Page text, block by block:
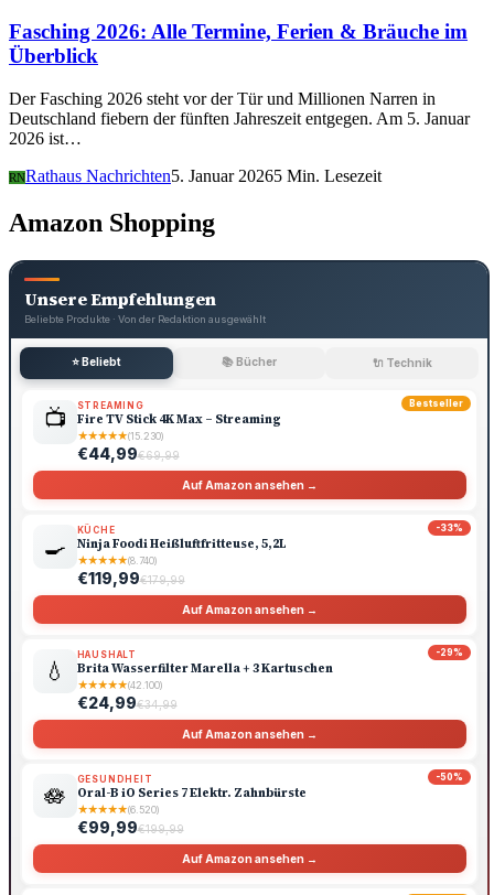
Fasching 2026: Alle Termine, Ferien & Bräuche im
Überblick
Der Fasching 2026 steht vor der Tür und Millionen Narren in
Deutschland fiebern der fünften Jahreszeit entgegen. Am 5. Januar
2026 ist…
RNRathaus Nachrichten5. Januar 20265 Min. Lesezeit
Amazon Shopping
Unsere Empfehlungen
Beliebte Produkte · Von der Redaktion ausgewählt
⭐ Beliebt 📚 Bücher 🔌 Technik
Bestseller
📺 STREAMING
Fire TV Stick 4K Max – Streaming
★★★★★(15.230)
€44,99€69,99
Auf Amazon ansehen →
-33%
🍳
KÜCHE
Ninja Foodi Heißluftfritteuse, 5,2L
★★★★★(8.740)
€119,99€179,99
Auf Amazon ansehen →
-29%
💧
HAUSHALT
Brita Wasserfilter Marella + 3 Kartuschen
★★★★★(42.100)
€24,99€34,99
Auf Amazon ansehen →
-50%
🪷
GESUNDHEIT
Oral-B iO Series 7 Elektr. Zahnbürste
★★★★★(6.520)
€99,99€199,99
Auf Amazon ansehen →